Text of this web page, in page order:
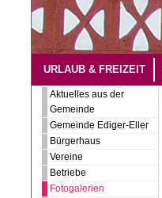
URLAUB & FREIZEIT
Aktuelles aus der
Gemeinde
Gemeinde Ediger-Eller
Bürgerhaus
Vereine
Betriebe
Fotogalerien